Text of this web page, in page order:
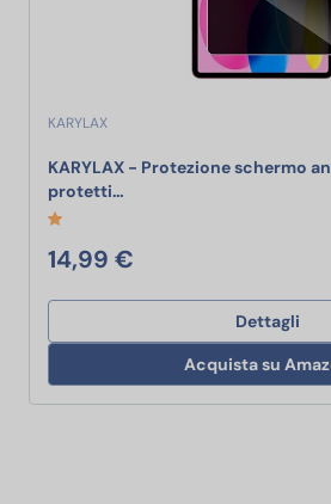
KARYLAX
KARYLAX - Protezione schermo
protetti…
14,99 €
Dettagli
Acquista su